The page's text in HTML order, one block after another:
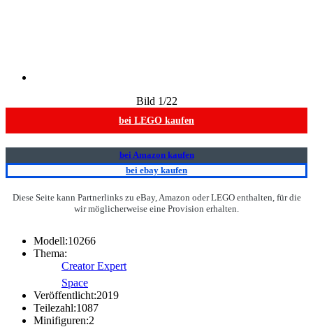
Bild 1/22
bei LEGO kaufen
bei Amazon kaufen
bei ebay kaufen
Diese Seite kann Partnerlinks zu eBay, Amazon oder LEGO enthalten, für die
wir möglicherweise eine Provision erhalten.
Modell:10266
Thema:
Creator Expert
Space
Veröffentlicht:2019
Teilezahl:1087
Minifiguren:2